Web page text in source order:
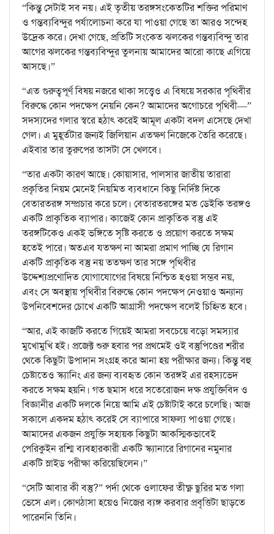
“কিন্তু সেটাই সব নয়। এই তৃতীয় তরঙ্গসংকেতটির শক্তির পরিমাণ
ও গন্তব্যবিন্দুর পর্যালোচনা করে যা পাওয়া গেছে তা আরও সন্দেহ
উদ্রেক করে। দেখা গেছে, প্রতিটি সংকেত ঝলকের গন্তব্যবিন্দু তার
আগের ঝলকের গন্তব্যবিন্দুর তুলনায় আমাদের আরো কাছে এগিয়ে
আসছে।”
“এত গুরুত্বপূর্ণ বিষয় নজরে থাকা সত্ত্বেও এ বিষয়ে সরকার পৃথিবীর
বিরুদ্ধে কোন পদক্ষেপ নেয়নি কেন? আমাদের অগোচরে পৃথিবী—”
সদস্যদের গলার স্বরে হঠাৎ করেই আমূল একটা বদল এসেছে দেখা
গেল। এ মুহূর্তটার জন্যই জিলিয়ান এতক্ষণ নিজেকে তৈরি করেছে।
এইবার তার তুরুপের তাসটা সে খেলবে।
“তার একটা কারণ আছে। কোয়াসার, পালসার জাতীয় তারারা
প্রকৃতির নিয়ম মেনেই নিয়মিত ব্যবধানে কিছু নির্দিষ্ট দিকে
বেতারতরঙ্গ সম্প্রচার করে চলে। বেতারতরঙ্গের মত ডেইকি তরঙ্গও
একটি প্রাকৃতিক ব্যাপার। কাজেই কোন প্রাকৃতিক বস্তু এই
তরঙ্গটিকেও একই ভঙ্গিতে সৃষ্টি করতে ও প্রয়োগ করতে সক্ষম
হতেই পারে। অতএব যতক্ষণ না আমরা প্রমাণ পাচ্ছি যে রিগান
একটি প্রাকৃতিক বস্তু নয় ততক্ষণ তার সঙ্গে পৃথিবীর
উদ্দেশ্যপ্রণোদিত যোগাযোগের বিষয়ে নিশ্চিত হওয়া সম্ভব নয়,
এবং সে অবস্থায় পৃথিবীর বিরুদ্ধে কোন পদক্ষেপ নেওয়াও অন্যান্য
উপনিবেশদের চোখে একটি আগ্রাসী পদক্ষেপ বলেই চিহ্নিত হবে।
“আর, এই কাজটি করতে গিয়েই আমরা সবচেয়ে বড়ো সমস্যার
মুখোমুখি হই। প্রজেক্ট শুরু হবার পর প্রথমেই ওই বস্তুপিণ্ডের শরীর
থেকে কিছুটা উপাদান সংগ্রহ করে আনা হয় পরীক্ষার জন্য। কিন্তু বহু
চেষ্টাতেও স্ক্যানিং এর জন্য ব্যবহৃত কোন তরঙ্গই এর রহস্যভেদ
করতে সক্ষম হয়নি। গত ছমাস ধরে সতেরোজন দক্ষ প্রযুক্তিবিদ ও
বিজ্ঞানীর একটি দলকে নিয়ে আমি এই চেষ্টাটাই করে চলেছি। আজ
সকালে একদম হঠাৎ করেই সে ব্যাপারে সাফল্য পাওয়া গেছে।
আমাদের একজন প্রযুক্তি সহায়ক কিছুটা আকস্মিকভাবেই
পেরিকুইন রশ্মি ব্যবহারকারী একটি স্ক্যানারে রিগানের নমুনার
একটি স্লাইড পরীক্ষা করিয়েছিলেন।”
“সেটি আবার কী বস্তু?” পর্দা থেকে ওলাফের তীক্ষ্ণ ছুরির মত গলা
ভেসে এল। কোণঠাসা হয়েও নিজের ব্যঙ্গ করবার প্রবৃত্তিটা ছাড়তে
পারেননি তিনি।